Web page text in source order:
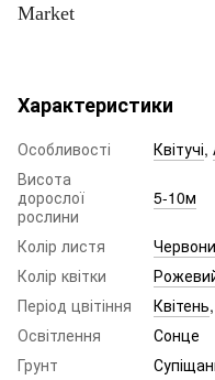
Market
Характеристики
Особливості Квітучі,
Висота
дорослої
рослини
5-10м
Колір листя
Колір квітки
Період цвітіння
Квітень,
Освітлення
Сонце
Грунт